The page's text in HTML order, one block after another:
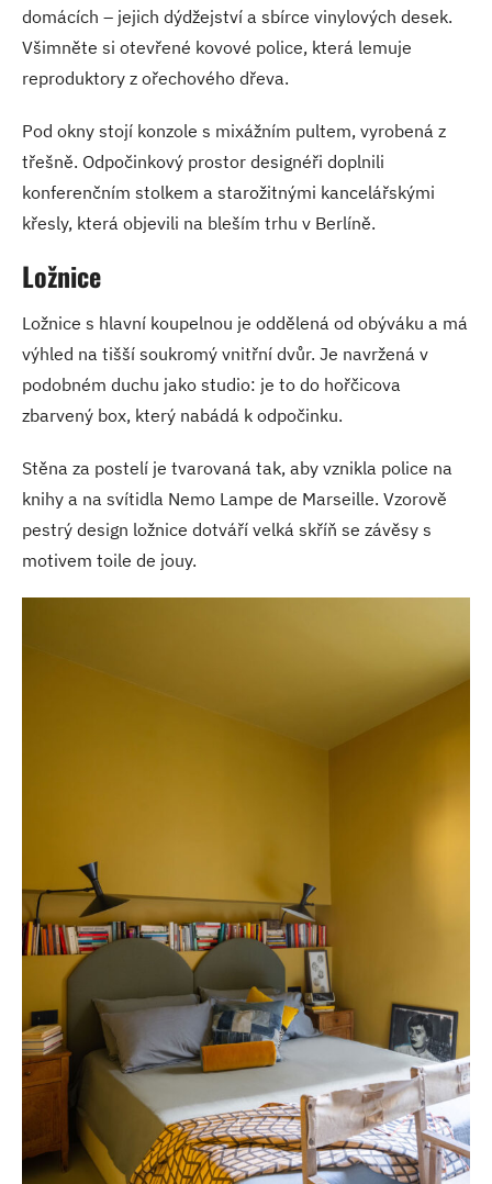
domácích – jejich dýdžejství a sbírce vinylových desek.
Všimněte si otevřené kovové police, která lemuje
reproduktory z ořechového dřeva.
Pod okny stojí konzole s mixážním pultem, vyrobená z
třešně. Odpočinkový prostor designéři doplnili
konferenčním stolkem a starožitnými kancelářskými
křesly, která objevili na bleším trhu v Berlíně.
Ložnice
Ložnice s hlavní koupelnou je oddělená od obýváku a má
výhled na tišší soukromý vnitřní dvůr. Je navržená v
podobném duchu jako studio: je to do hořčicova
zbarvený box, který nabádá k odpočinku.
Stěna za postelí je tvarovaná tak, aby vznikla police na
knihy a na svítidla Nemo Lampe de Marseille. Vzorově
pestrý design ložnice dotváří velká skříň se závěsy s
motivem toile de jouy.